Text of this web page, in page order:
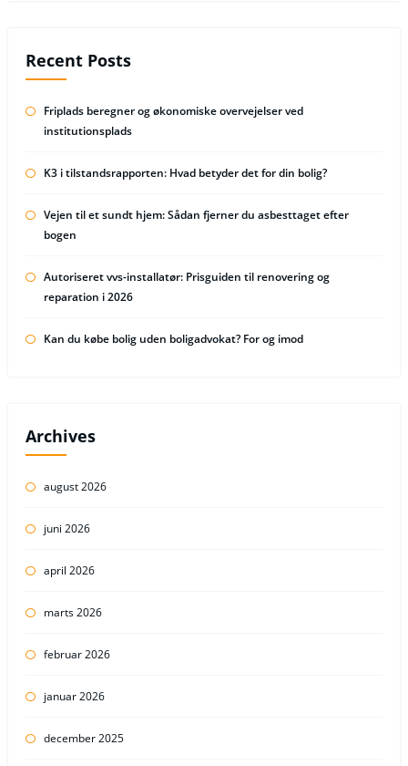
Recent Posts
Friplads beregner og økonomiske overvejelser ved
institutionsplads
K3 i tilstandsrapporten: Hvad betyder det for din bolig?
Vejen til et sundt hjem: Sådan fjerner du asbesttaget efter
bogen
Autoriseret vvs-installatør: Prisguiden til renovering og
reparation i 2026
Kan du købe bolig uden boligadvokat? For og imod
Archives
august 2026
juni 2026
april 2026
marts 2026
februar 2026
januar 2026
december 2025